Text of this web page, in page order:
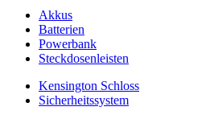
Akkus
Batterien
Powerbank
Steckdosenleisten
Kensington Schloss
Sicherheitssystem